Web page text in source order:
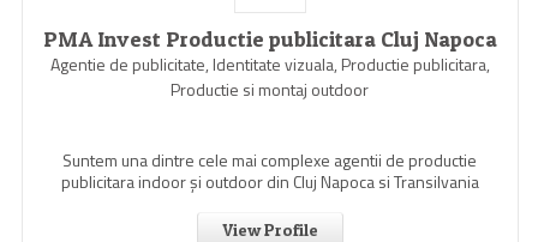
PMA Invest Productie publicitara Cluj Napoca
Agentie de publicitate, Identitate vizuala, Productie publicitara,
Productie si montaj outdoor
Suntem una dintre cele mai complexe agentii de productie
publicitara indoor şi outdoor din Cluj Napoca si Transilvania
View Profile